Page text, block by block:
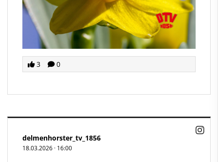
3 0
delmenhorster_tv_1856
18.03.2026 · 16:00